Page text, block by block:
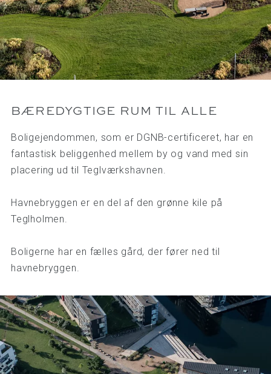
BÆREDYGTIGE RUM TIL ALLE
Boligejendommen, som er DGNB-certificeret, har en
fantastisk beliggenhed mellem by og vand med sin
placering ud til Teglværkshavnen.
Havnebryggen er en del af den grønne kile på
Teglholmen.
Boligerne har en fælles gård, der fører ned til
havnebryggen.